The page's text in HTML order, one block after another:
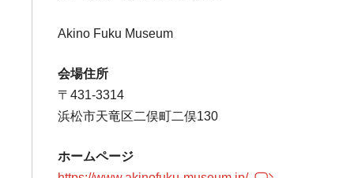
Akino Fuku Museum
会場住所
〒431-3314
浜松市天竜区二俣町二俣130
ホームページ